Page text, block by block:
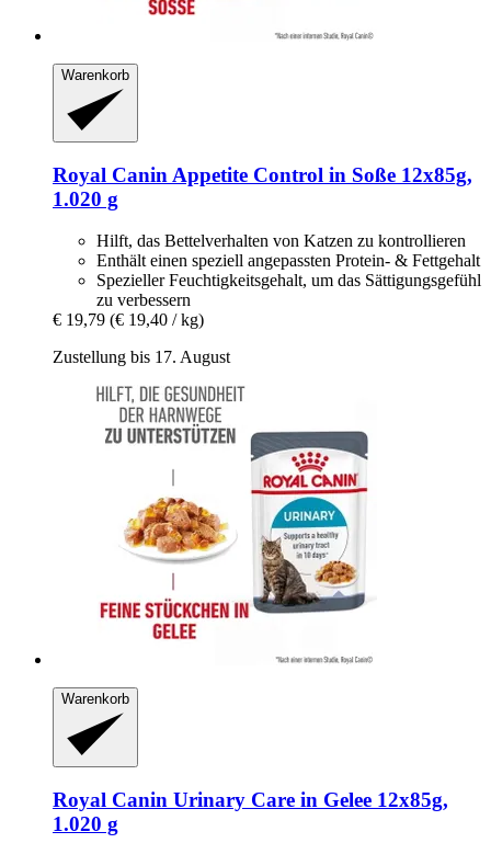
Warenkorb
Royal Canin Appetite Control in Soße 12x85g,
1.020 g
Hilft, das Bettelverhalten von Katzen zu kontrollieren
Enthält einen speziell angepassten Protein- & Fettgehalt
Spezieller Feuchtigkeitsgehalt, um das Sättigungsgefühl
zu verbessern
€ 19,79 (€ 19,40 / kg)
Zustellung bis 17. August
Warenkorb
Royal Canin Urinary Care in Gelee 12x85g,
1.020 g